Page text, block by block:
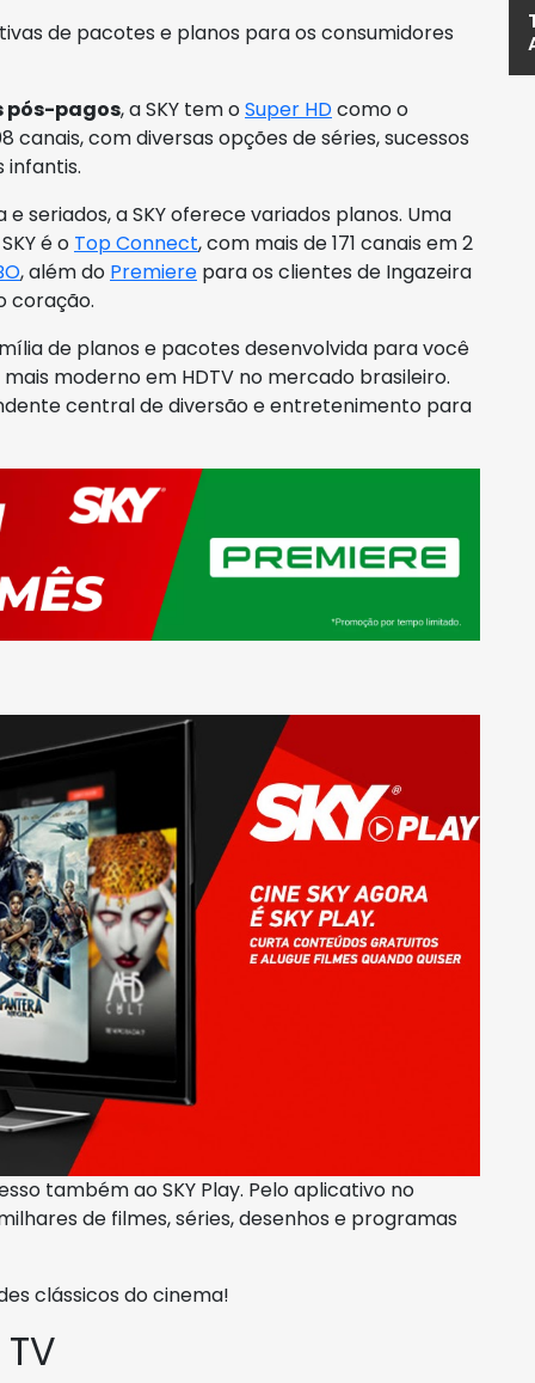
de pacotes e planos para os consumidores
pós-pagos, a SKY tem oSuper HDcomo o
canais, com diversas opções de séries, sucessos
infantis.
seriados, a SKY oferece variados planos. Uma
é o Top Connect, com mais de 171 canais em 2
, além do Premiere para os clientes de Ingazeira
coração.
de planos e pacotes desenvolvida para você
moderno em HDTV no mercado brasileiro.
central de diversão e entretenimento para
também ao SKY Play. Pelo aplicativo no
de filmes, séries, desenhos e programas
clássicos do cinema!